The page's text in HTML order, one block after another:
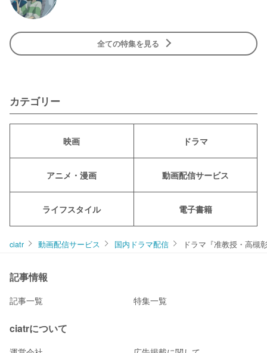
全ての特集を見る
カテゴリー
映画 ドラマ
アニメ・漫画 動画配信サービス
ライフスタイル 電子書籍
ciatr 動画配信サービス 国内ドラマ配信 ドラマ『准教授・高槻
記事情報
記事一覧 特集一覧
ciatrについて